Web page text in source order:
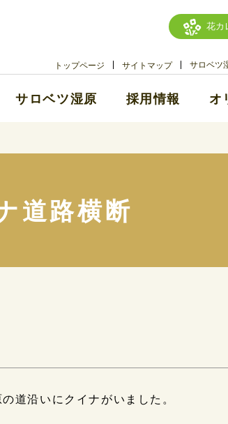
花カ
トップページ サイトマップ サロベツ
サロベツ湿原 採用情報 オ
道路横断
道沿いにクイナがいました。